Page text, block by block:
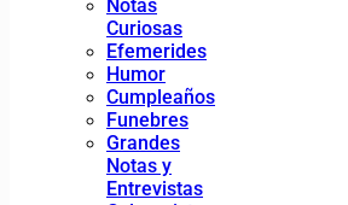
Notas
Curiosas
Efemerides
Humor
Cumpleaños
Funebres
Grandes
Notas y
Entrevistas